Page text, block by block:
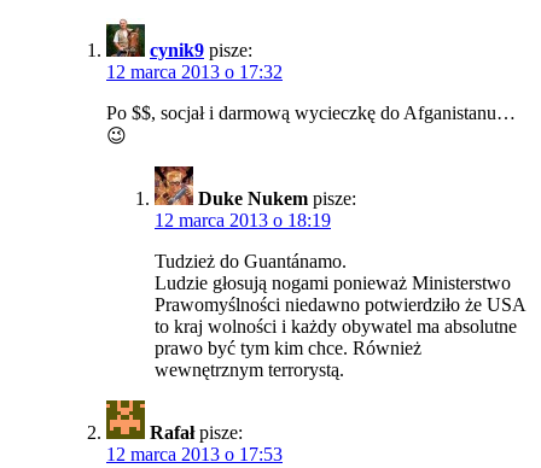
cynik9 pisze:
12 marca 2013 o 17:32
Po $$, socjał i darmową wycieczkę do Afganistanu…
😉
Duke Nukem pisze:
12 marca 2013 o 18:19
Tudzież do Guantánamo.
Ludzie głosują nogami ponieważ Ministerstwo
Prawomyślności niedawno potwierdziło że USA
to kraj wolności i każdy obywatel ma absolutne
prawo być tym kim chce. Również
wewnętrznym terrorystą.
Rafał pisze:
12 marca 2013 o 17:53